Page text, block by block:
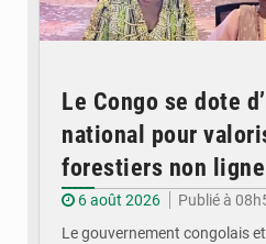
Le Congo se dote
national pour
forestiers non
6 août 2026
Publié à
Le gouvernement congolais